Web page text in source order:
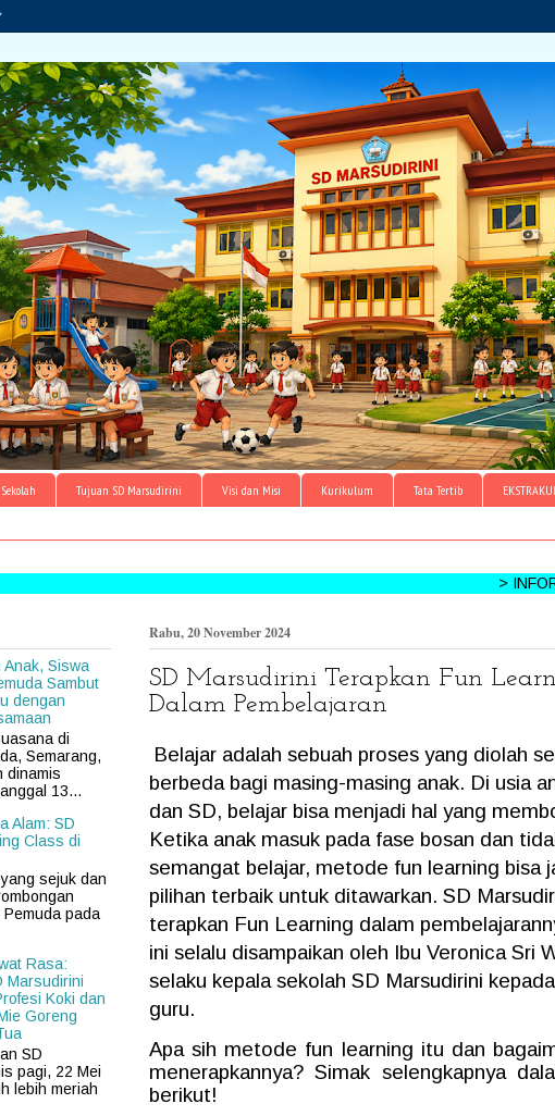
Tujuan SD Marsudirini Visi dan Misi Kurikulum Tata Tertib
> INFORMASI
Rabu, 20 November 2024
SD Marsudirini Terapkan Fun
Dalam Pembelajaran
Belajar adalah sebuah proses yang diolah
berbeda bagi masing-masing anak. Di usia
dan SD, belajar bisa menjadi hal yang
Ketika anak masuk pada fase bosan dan
semangat belajar, metode fun learning bisa
pilihan terbaik untuk ditawarkan. SD
terapkan Fun Learning dalam
ini selalu disampaikan oleh Ibu Veronica Sri
selaku kepala sekolah SD Marsudirini
guru.
Apa sih metode fun learning itu dan
menerapkannya? Simak selengkapnya
berikut!
Anak, Siswa
Sambut
dengan
di
Semarang,
dinamis
13...
Alam: SD
Class di
sejuk dan
pada
Rasa:
Marsudirini
Koki dan
Goreng
SD
pagi, 22 Mei
lebih meriah